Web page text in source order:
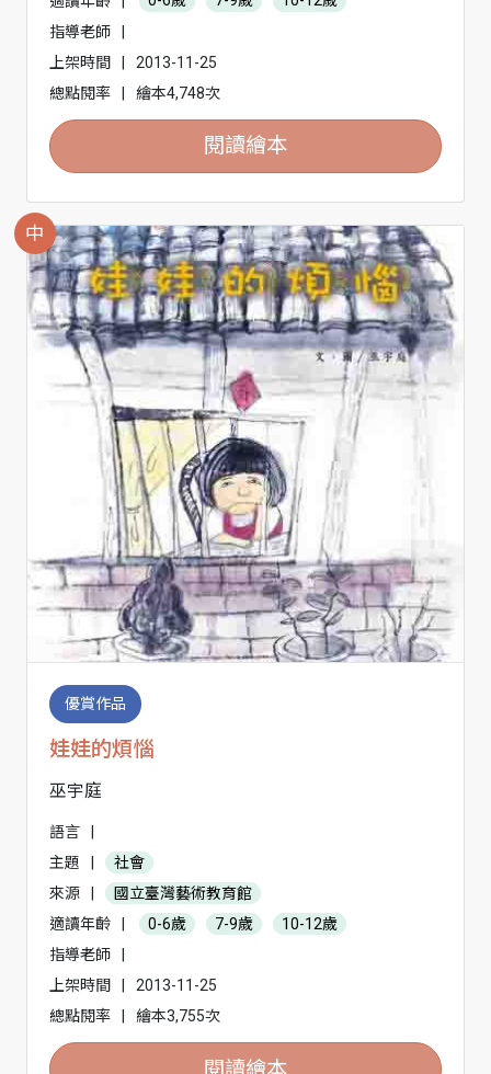
指導老師
上架時間
2013-11-25
總點閱率
繪本4,748次
閱讀繪本
中
優賞作品
娃娃的煩惱
巫宇庭
語言
主題
社會
來源
國立臺灣藝術教育館
適讀年齡
0-6歲 7-9歲
10-12歲
指導老師
上架時間
2013-11-25
總點閱率
繪本3,755次
閱讀繪本